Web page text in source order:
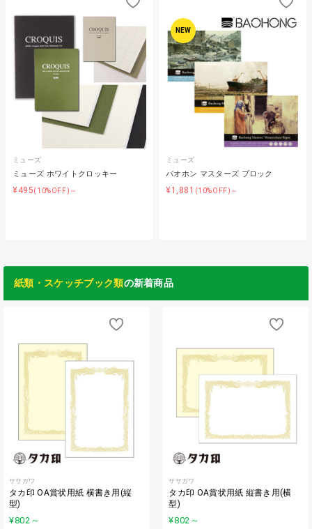
ミューズ
ミューズ ホワイトクロッキー
¥495(10%OFF)～
NEW
ミューズ
バオホン マスターズ ブロック
¥1,881 (10%OFF)～
紙類・スケッチブック類の新着商品
ササガワ
タカ印 OA賞状用紙 横書き用(縦
型)
¥802 ～
ササガワ
タカ印 OA賞状用紙 縦書き用(横
型)
¥802 ～